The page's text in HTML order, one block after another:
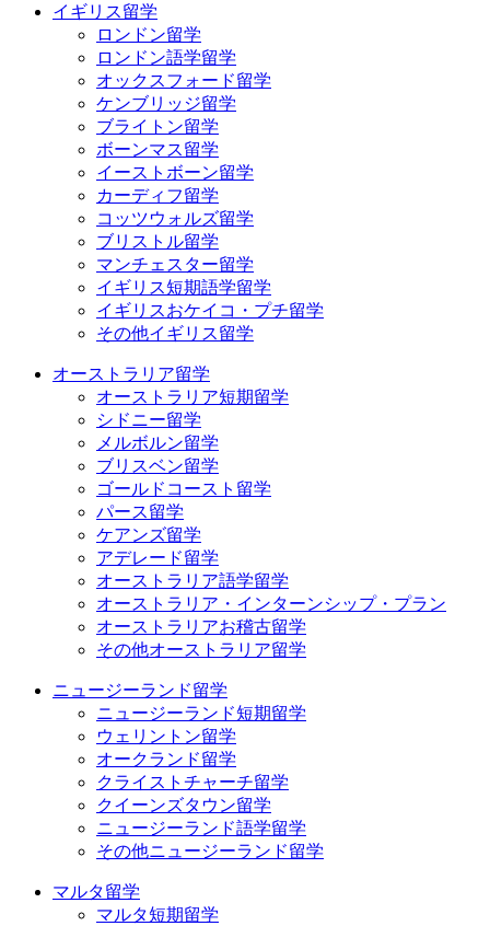
イギリス留学
ロンドン留学
ロンドン語学留学
オックスフォード留学
ケンブリッジ留学
ブライトン留学
ボーンマス留学
イーストボーン留学
カーディフ留学
コッツウォルズ留学
ブリストル留学
マンチェスター留学
イギリス短期語学留学
イギリスおケイコ・プチ留学
その他イギリス留学
オーストラリア留学
オーストラリア短期留学
シドニー留学
メルボルン留学
ブリスベン留学
ゴールドコースト留学
パース留学
ケアンズ留学
アデレード留学
オーストラリア語学留学
オーストラリア・インターンシップ・プラン
オーストラリアお稽古留学
その他オーストラリア留学
ニュージーランド留学
ニュージーランド短期留学
ウェリントン留学
オークランド留学
クライストチャーチ留学
クイーンズタウン留学
ニュージーランド語学留学
その他ニュージーランド留学
マルタ留学
マルタ短期留学